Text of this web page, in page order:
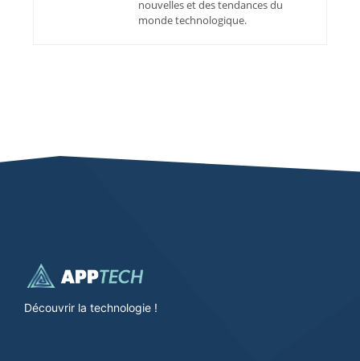
nouvelles et des tendances du
monde technologique.
Découvrir la technologie !